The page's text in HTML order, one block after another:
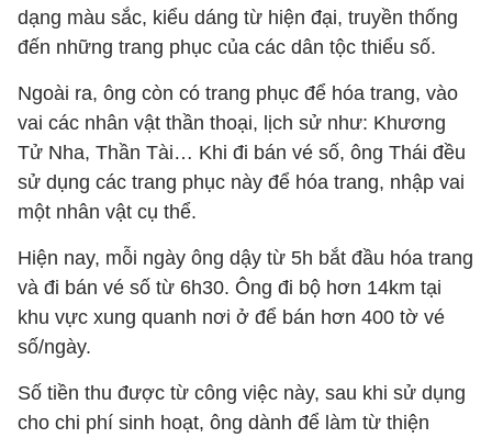
dạng màu sắc, kiểu dáng từ hiện đại, truyền thống
đến những trang phục của các dân tộc thiểu số.
Ngoài ra, ông còn có trang phục để hóa trang, vào
vai các nhân vật thần thoại, lịch sử như: Khương
Tử Nha, Thần Tài… Khi đi bán vé số, ông Thái đều
sử dụng các trang phục này để hóa trang, nhập vai
một nhân vật cụ thể.
Hiện nay, mỗi ngày ông dậy từ 5h bắt đầu hóa trang
và đi bán vé số từ 6h30. Ông đi bộ hơn 14km tại
khu vực xung quanh nơi ở để bán hơn 400 tờ vé
số/ngày.
Số tiền thu được từ công việc này, sau khi sử dụng
cho chi phí sinh hoạt, ông dành để làm từ thiện